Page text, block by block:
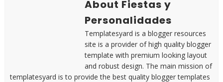
About Fiestas y
Personalidades
Templatesyard is a blogger resources
site is a provider of high quality blogger
template with premium looking layout
and robust design. The main mission of
templatesyard is to provide the best quality blogger templates